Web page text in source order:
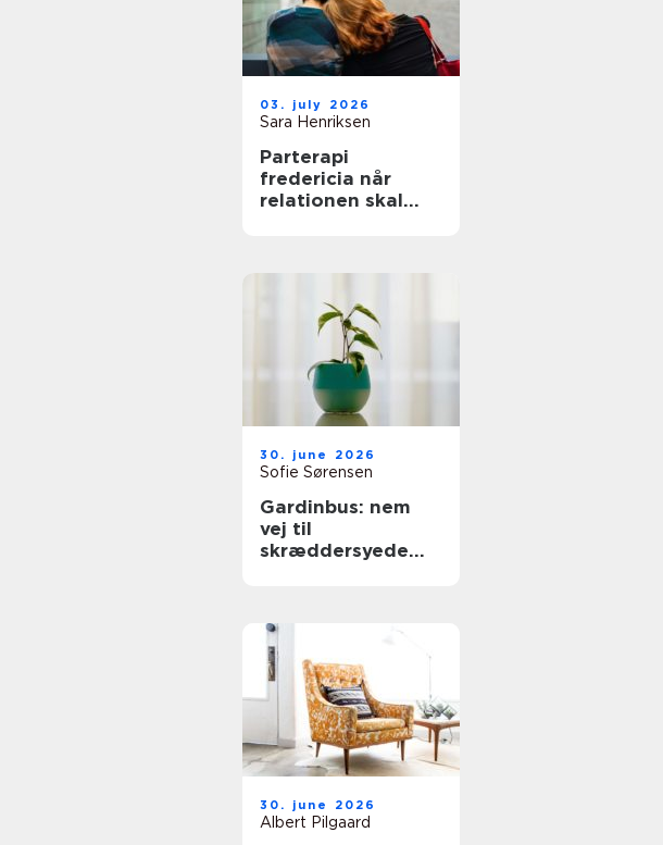
03. july 2026
Sara Henriksen
Parterapi
fredericia når
relationen skal
30. june 2026
Sofie Sørensen
Gardinbus: nem
vej til
skræddersyede
30. june 2026
Albert Pilgaard